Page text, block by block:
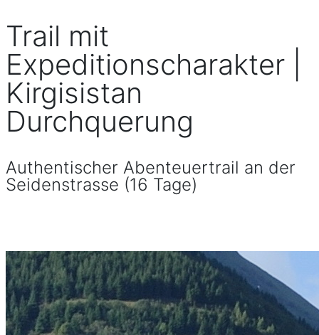
Trail mit
Expeditionscharakter |
Kirgisistan
Durchquerung
Authentischer Abenteuertrail an der
Seidenstrasse (16 Tage)